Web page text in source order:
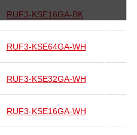
RUF3-KSE16GA-BK
RUF3-KSE64GA-WH
RUF3-KSE32GA-WH
RUF3-KSE16GA-WH